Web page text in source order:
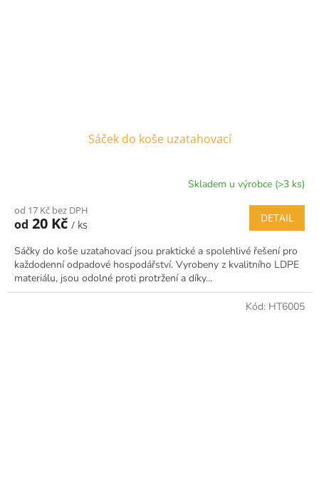
Sáček do koše uzatahovací
Skladem u výrobce (>3 ks)
od 17 Kč bez DPH
od 20 Kč / ks
DETAIL
Sáčky do koše uzatahovací jsou praktické a spolehlivé řešení pro
každodenní odpadové hospodářství. Vyrobeny z kvalitního LDPE
materiálu, jsou odolné proti protržení a díky...
Kód: HT6005